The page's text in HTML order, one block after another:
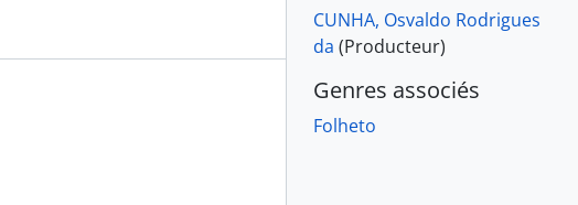
CUNHA, Osvaldo Rodrigues
da (Producteur)
Genres associés
Folheto